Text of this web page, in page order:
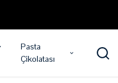
Pasta
Çikolatası